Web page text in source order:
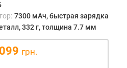
7300 мАч, быстрая зарядка
332 г, толщина 7.7 мм
грн.